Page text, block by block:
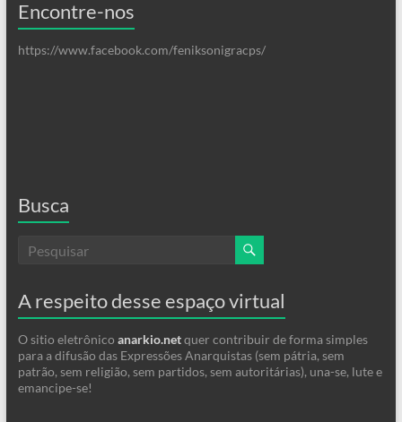
Encontre-nos
https://www.facebook.com/feniksonigracps/
Busca
A respeito desse espaço virtual
O sitio eletrônico anarkio.netquer contribuir de forma simples
para a difusão das Expressões Anarquistas (sem pátria, sem
patrão, sem religião, sem partidos, sem autoritárias), una-se, lute e
emancipe-se!